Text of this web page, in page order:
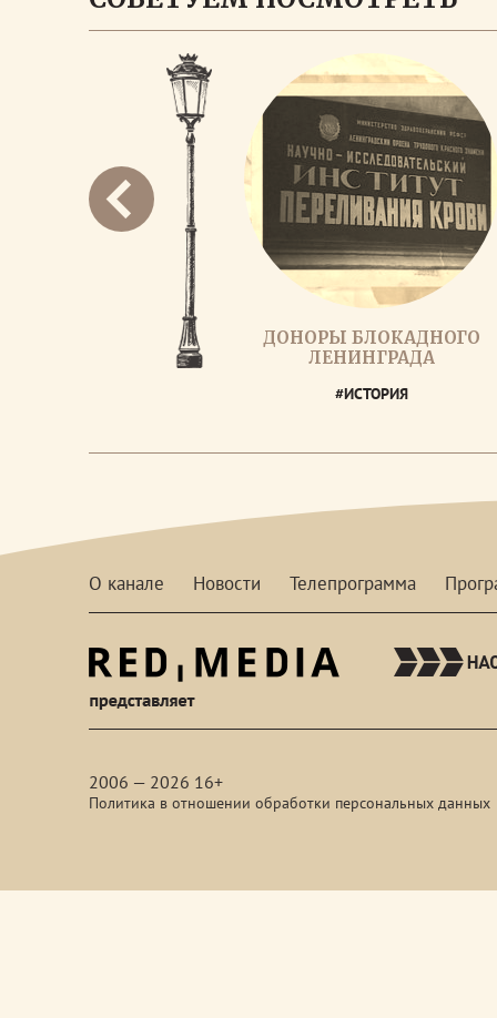
ДОНОРЫ БЛОКАДНОГО
ЛЕНИНГРАДА
#ИСТОРИЯ
О канале Новости Телепрограмма
2006 — 2026 16+
Политика в отношении обработки персональных данных